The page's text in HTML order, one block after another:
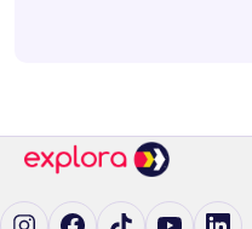
Ig (se abre en una pestaña
Fb (se abre en una
tK (se abre en
yT (se abre
in (se